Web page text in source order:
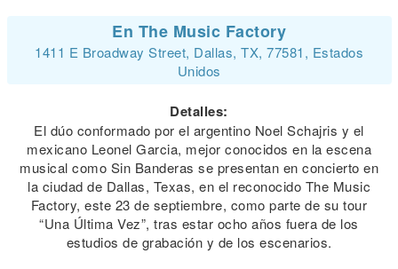
En The Music Factory
1411 E Broadway Street, Dallas, TX, 77581, Estados
Unidos
Detalles:
El dúo conformado por el argentino Noel Schajris y el
mexicano Leonel Garcia, mejor conocidos en la escena
musical como Sin Banderas se presentan en concierto en
la ciudad de Dallas, Texas, en el reconocido The Music
Factory, este 23 de septiembre, como parte de su tour
“Una Última Vez”, tras estar ocho años fuera de los
estudios de grabación y de los escenarios.